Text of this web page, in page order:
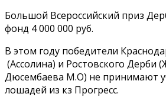
Большой Всероссийский приз
фонд 4 000 000 руб.
В этом году победители
(Ассолина) и Ростовского Дерби
Дюсембаева М.О) не принимают
лошадей из кз Прогресс.